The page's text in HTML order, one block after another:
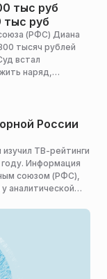
тыс руб
тыс руб
(РФС) Диана
тысяч рублей
встал
наряд,
России
ТВ-рейтинги
Информация
союзом (РФС),
аналитической